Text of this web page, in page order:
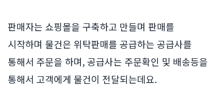
판매자는 쇼핑몰을 구축하고 만들며 판매를
시작하며 물건은 위탁판매를 공급하는 공급사를
통해서 주문을 하며, 공급사는 주문확인 및 배송등을
통해서 고객에게 물건이 전달되는데요.